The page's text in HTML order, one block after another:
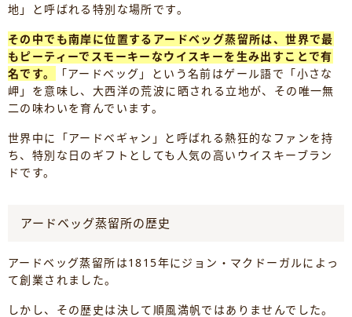
地」と呼ばれる特別な場所です。
その中でも南岸に位置するアードベッグ蒸留所は、世界で最
もピーティーでスモーキーなウイスキーを生み出すことで有
名です。
「アードベッグ」という名前はゲール語で「小さな
岬」を意味し、大西洋の荒波に晒される立地が、その唯一無
二の味わいを育んでいます。
世界中に「アードベギャン」と呼ばれる熱狂的なファンを持
ち、特別な日のギフトとしても人気の高いウイスキーブラン
ドです。
アードベッグ蒸留所の歴史
アードベッグ蒸留所は1815年にジョン・マクドーガルによっ
て創業されました。
しかし、その歴史は決して順風満帆ではありませんでした。